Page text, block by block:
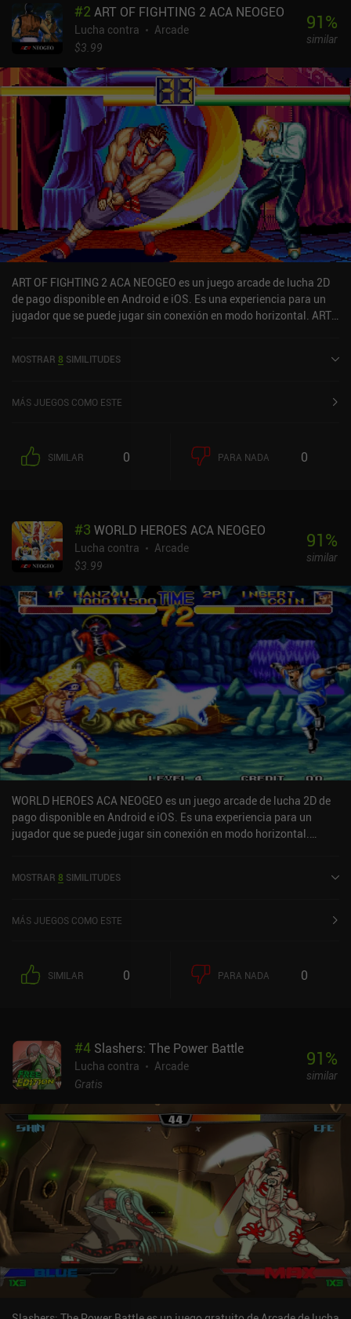
#2 ART OF FIGHTING 2 ACA NEOGEO
Lucha contra
Arcade
$3.99
91%
similar
ART OF FIGHTING 2 ACA NEOGEO es un juego arcade de lucha 2D
de pago disponible en Android e iOS. Es una experiencia para un
jugador que se puede jugar sin conexión en modo horizontal. ART
5,0 en la App Store de iOS.
MOSTRAR 8 SIMILITUDES
MÁS JUEGOS COMO ESTE
SIMILAR 0 PARA NADA 0
#3 WORLD HEROES ACA NEOGEO
Lucha contra
Arcade
$3.99
91%
similar
WORLD HEROES ACA NEOGEO es un juego arcade de lucha 2D de
pago disponible en Android e iOS. Es una experiencia para un
jugador que se puede jugar sin conexión en modo horizontal.
MOSTRAR 8 SIMILITUDES
MÁS JUEGOS COMO ESTE
SIMILAR 0 PARA NADA 0
#4 Slashers: The Power Battle
Lucha contra
Arcade
Gratis
91%
similar